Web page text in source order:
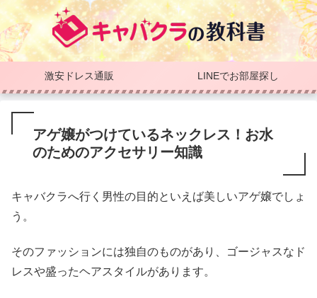
激安ドレス通販 LINEでお部屋探し
アゲ嬢がつけているネックレス！お水
のためのアクセサリー知識
キャバクラへ行く男性の目的といえば美しいアゲ嬢でしょ
う。
そのファッションには独自のものがあり、ゴージャスなド
レスや盛ったヘアスタイルがあります。